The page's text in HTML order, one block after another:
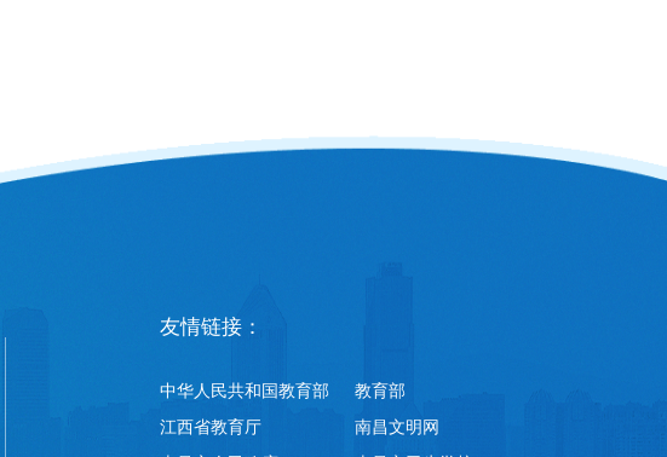
友情链接：
中华人民共和国教育部
教育部
江西省教育厅
南昌文明网